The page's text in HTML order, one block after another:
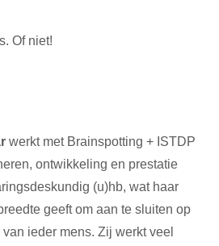
Of niet!
werkt met Brainspotting + ISTDP
ontwikkeling en prestatie
(u)hb, wat haar
geeft om aan te sluiten op
ieder mens. Zij werkt veel